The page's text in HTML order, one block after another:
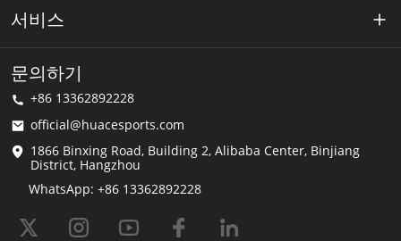
약 Huace
해결책
서비스
개인 정보 정책
이용약관
배송 서비스
FAQ
문의하기
+86 13362892228
official@huacesports.com
1866 Binxing Road, Building 2, Alibaba Center, Binjiang
District, Hangzhou
WhatsApp: +86 13362892228